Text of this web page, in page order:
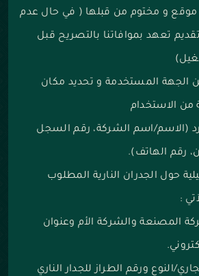
موقع و مختوم من قبلها ( في حال عدم
تعهد بموافاتنا بالتصريح قبل
الجهة المستخدمة و تحديد مكان
من الاستخدام
(الاسم/اسم الشركة، رقم السجل
رقم الهاتف).
حول الجدران النارية المطلوب
:
المصنعة والشركة الأم وعنوان
النوع ورقم الطراز للجدار الناري